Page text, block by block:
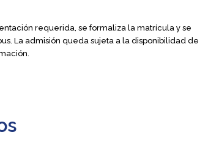
requerida, se formaliza la matrícula y se
La admisión queda sujeta a la disponibilidad de